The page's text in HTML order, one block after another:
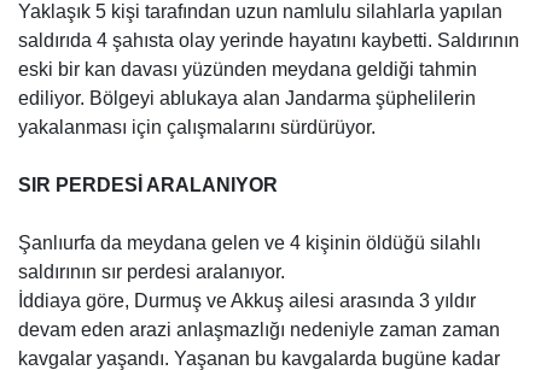
Yaklaşık 5 kişi tarafından uzun namlulu silahlarla yapılan
saldırıda 4 şahısta olay yerinde hayatını kaybetti. Saldırının
eski bir kan davası yüzünden meydana geldiği tahmin
ediliyor. Bölgeyi ablukaya alan Jandarma şüphelilerin
yakalanması için çalışmalarını sürdürüyor.
SIR PERDESİ ARALANIYOR
Şanlıurfa da meydana gelen ve 4 kişinin öldüğü silahlı
saldırının sır perdesi aralanıyor.
İddiaya göre, Durmuş ve Akkuş ailesi arasında 3 yıldır
devam eden arazi anlaşmazlığı nedeniyle zaman zaman
kavgalar yaşandı. Yaşanan bu kavgalarda bugüne kadar